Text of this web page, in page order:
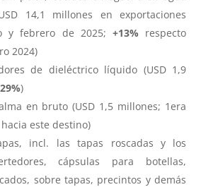
14,1 millones en exportaciones
y febrero de 2025; +13% respecto
2024)
de dieléctrico líquido (USD 1,9
)
en bruto (USD 1,5 millones; 1era
este destino)
incl. las tapas roscadas y los
cápsulas para botellas,
sobre tapas, precintos y demás